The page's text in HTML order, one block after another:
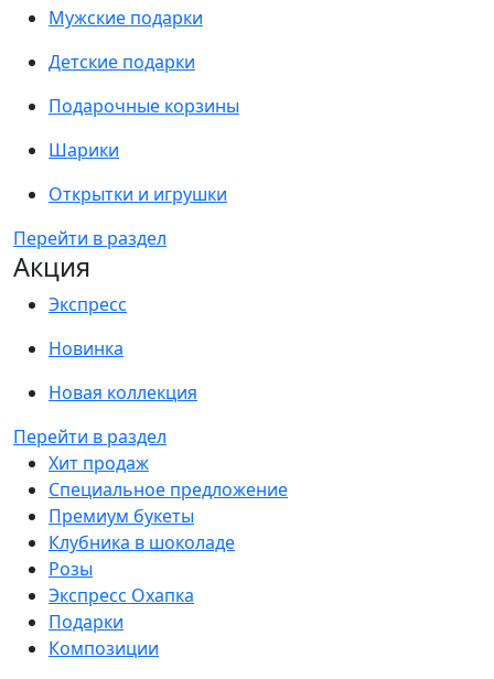
Мужские подарки
Детские подарки
Подарочные корзины
Шарики
Открытки и игрушки
Перейти в раздел
Акция
Экспресс
Новинка
Новая коллекция
Перейти в раздел
Хит продаж
Специальное предложение
Премиум букеты
Клубника в шоколаде
Розы
Экспресс Охапка
Подарки
Композиции